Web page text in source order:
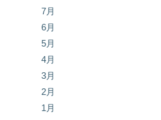
7月
6月
5月
4月
3月
2月
1月